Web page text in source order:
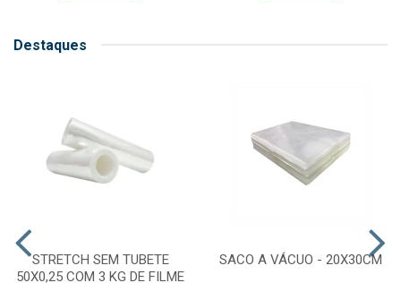
Destaques
STRETCH SEM TUBETE
50X0,25 COM 3 KG DE FILME
SACO A VÁCUO - 20X30CM